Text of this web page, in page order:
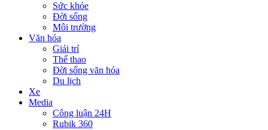
Sức khỏe
Đời sống
Môi trường
Văn hóa
Giải trí
Thể thao
Đời sống văn hóa
Du lịch
Xe
Media
Công luận 24H
Rubik 360